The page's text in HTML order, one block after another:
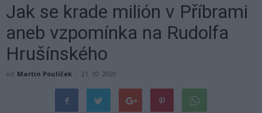
Jak se krade milión v Příbrami
aneb vzpomínka na Rudolfa
Hrušínského
od Martin Poulíček - 21. 10. 2020